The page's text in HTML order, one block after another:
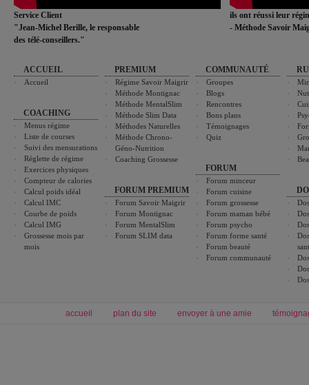
Service Client
"Jean-Michel Berille, le responsable
des télé-conseillers."
ils ont réussi leur
- Méthode Savoir
ACCUEIL
Accueil
COACHING
Menus régime
Liste de courses
Suivi des mensurations
Réglette de régime
Exercices physiques
Compteur de calories
Calcul poids idéal
Calcul IMC
Courbe de poids
Calcul IMG
Grossesse mois par
mois
PREMIUM
Régime Savoir Maigrir
Méthode Montignac
Méthode MentalSlim
Méthode Slim Data
Méthodes Naturelles
Méthode Chrono-
Géno-Nutrition
Coaching Grossesse
FORUM PREMIUM
Forum Savoir Maigrir
Forum Montignac
Forum MentalSlim
Forum SLIM data
COMMUNAUTÉ
Groupes
Blogs
Rencontres
Bons plans
Témoignages
Quiz
FORUM
Forum minceur
Forum cuisine
Forum grossesse
Forum maman bébé
Forum psycho
Forum forme santé
Forum beauté
Forum communauté
accueil plan du site envoyer à une amie